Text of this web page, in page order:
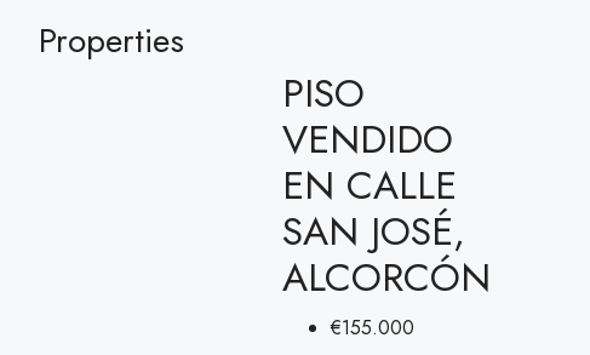
Properties
PISO
VENDIDO
EN CALLE
SAN JOSÉ,
ALCORCÓN
€155.000